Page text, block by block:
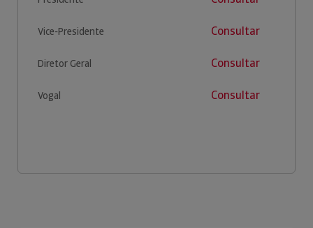
Vice-Presidente Consultar
Diretor Geral Consultar
Vogal Consultar